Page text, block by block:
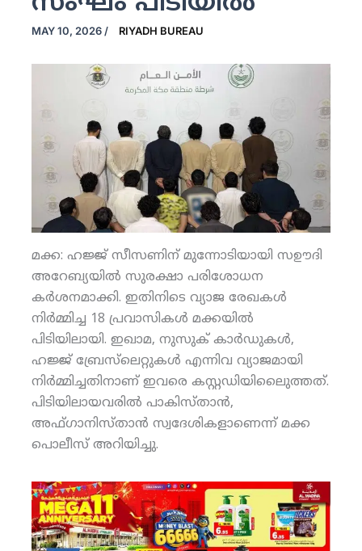
MAY 10, 2026 / RIYADH BUREAU
മക്ക: ഹജ്ജ് സീസണിന് മുന്നോടിയായി സഊദി
അറേബ്യയില്‍ സുരക്ഷാ പരിശോധന
കര്‍ശനമാക്കി. ഇതിനിടെ വ്യാജ രേഖകള്‍
നിര്‍മ്മിച്ച 18 പ്രവാസികള്‍ മക്കയില്‍
പിടിയിലായി. ഇഖാമ, നുസുക് കാര്‍ഡുകള്‍,
ഹജ്ജ് ബ്രേസ്‌ലെറ്റുകള്‍ എന്നിവ വ്യാജമായി
നിര്‍മ്മിച്ചതിനാണ് ഇവരെ കസ്റ്റഡിയിലെുെത്തത്.
പിടിയിലായവരില്‍ പാകിസ്താന്‍,
അഫ്ഗാനിസ്താന്‍ സ്വദേശികളാണെന്ന് മക്ക
പൊലീസ് അറിയിച്ചു.